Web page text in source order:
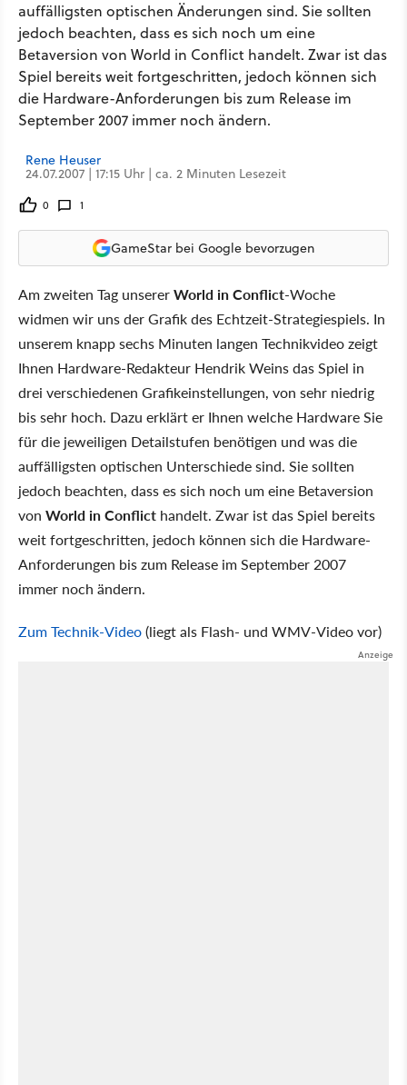
auffälligsten optischen Änderungen sind. Sie sollten
jedoch beachten, dass es sich noch um eine
Betaversion von World in Conflict handelt. Zwar ist das
Spiel bereits weit fortgeschritten, jedoch können sich
die Hardware-Anforderungen bis zum Release im
September 2007 immer noch ändern.
Rene Heuser
24.07.2007 | 17:15 Uhr | ca. 2 Minuten Lesezeit
0 1
GameStar bei Google bevorzugen
Am zweiten Tag unsererWorld in Conflict-Woche
widmen wir uns der Grafik des Echtzeit-Strategiespiels. In
unserem knapp sechs Minuten langen Technikvideo zeigt
Ihnen Hardware-Redakteur Hendrik Weins das Spiel in
drei verschiedenen Grafikeinstellungen, von sehr niedrig
bis sehr hoch. Dazu erklärt er Ihnen welche Hardware Sie
für die jeweiligen Detailstufen benötigen und was die
auffälligsten optischen Unterschiede sind. Sie sollten
jedoch beachten, dass es sich noch um eine Betaversion
von World in Conflict handelt. Zwar ist das Spiel bereits
weit fortgeschritten, jedoch können sich die Hardware-
Anforderungen bis zum Release im September 2007
immer noch ändern.
Zum Technik-Video(liegt als Flash- und WMV-Video vor)